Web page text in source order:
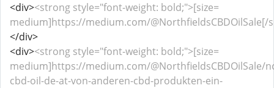
<div><strong style="font-weight: bold;">[size=
medium]https://medium.com/@NorthfieldsCBDOilSale[/
</div>
<div><strong style="font-weight: bold;">[size=
medium]https://medium.com/@NorthfieldsCBDOilSale/
cbd-oil-de-at-von-anderen-cbd-produkten-ein-